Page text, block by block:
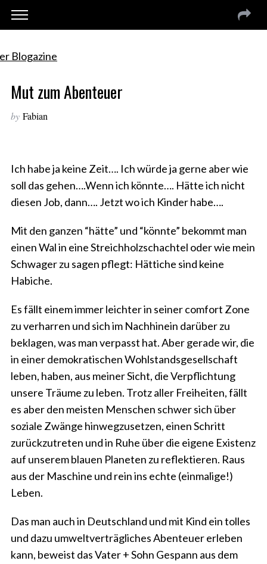
Mut zum Abenteuer
by Fabian
Ich habe ja keine Zeit…. Ich würde ja gerne aber wie
soll das gehen….Wenn ich könnte…. Hätte ich nicht
diesen Job, dann…. Jetzt wo ich Kinder habe….
Mit den ganzen “hätte” und “könnte” bekommt man
einen Wal in eine Streichholzschachtel oder wie mein
Schwager zu sagen pflegt: Hättiche sind keine
Habiche.
Es fällt einem immer leichter in seiner comfort Zone
zu verharren und sich im Nachhinein darüber zu
beklagen, was man verpasst hat. Aber gerade wir, die
in einer demokratischen Wohlstandsgesellschaft
leben, haben, aus meiner Sicht, die Verpflichtung
unsere Träume zu leben. Trotz aller Freiheiten, fällt
es aber den meisten Menschen schwer sich über
soziale Zwänge hinwegzusetzen, einen Schritt
zurückzutreten und in Ruhe über die eigene Existenz
auf unserem blauen Planeten zu reflektieren. Raus
aus der Maschine und rein ins echte (einmalige!)
Leben.
Das man auch in Deutschland und mit Kind ein tolles
und dazu umweltverträgliches Abenteuer erleben
kann, beweist das Vater + Sohn Gespann aus dem